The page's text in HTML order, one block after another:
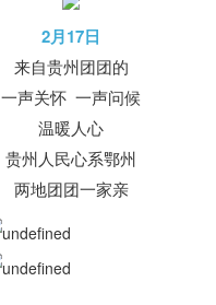
2月17日
来自贵州团团的
一声关怀 一声问候
温暖人心
贵州人民心系鄂州
两地团团一家亲